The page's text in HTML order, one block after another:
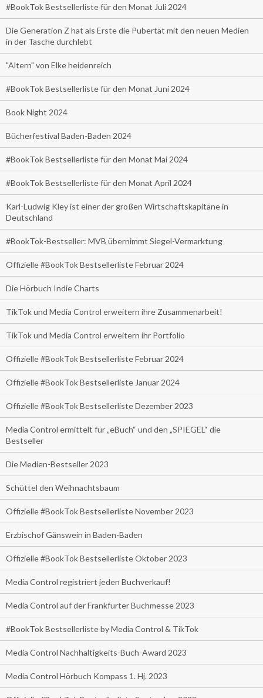
#BookTok Bestsellerliste für den Monat Juli 2024
Die Generation Z hat als Erste die Pubertät mit den neuen Medien
in der Tasche durchlebt
"Altern" von Elke heidenreich
#BookTok Bestsellerliste für den Monat Juni 2024
Book Night 2024
Bücherfestival Baden-Baden 2024
#BookTok Bestsellerliste für den Monat Mai 2024
#BookTok Bestsellerliste für den Monat April 2024
Karl-Ludwig Kley ist einer der großen Wirtschaftskapitäne in
Deutschland
#BookTok-Bestseller: MVB übernimmt Siegel-Vermarktung
Offizielle #BookTok Bestsellerliste Februar 2024
Die Hörbuch Indie Charts
TikTok und Media Control erweitern ihre Zusammenarbeit!
TikTok und Media Control erweitern ihr Portfolio
Offizielle #BookTok Bestsellerliste Februar 2024
Offizielle #BookTok Bestsellerliste Januar 2024
Offizielle #BookTok Bestsellerliste Dezember 2023
Media Control ermittelt für „eBuch“ und den „SPIEGEL“ die
Bestseller
Die Medien-Bestseller 2023
Schüttel den Weihnachtsbaum
Offizielle #BookTok Bestsellerliste November 2023
Erzbischof Gänswein in Baden-Baden
Offizielle #BookTok Bestsellerliste Oktober 2023
Media Control registriert jeden Buchverkauf!
Media Control auf der Frankfurter Buchmesse 2023
#BookTok Bestsellerliste by Media Control & TikTok
Media Control Nachhaltigkeits-Buch-Award 2023
Media Control Hörbuch Kompass 1. Hj. 2023